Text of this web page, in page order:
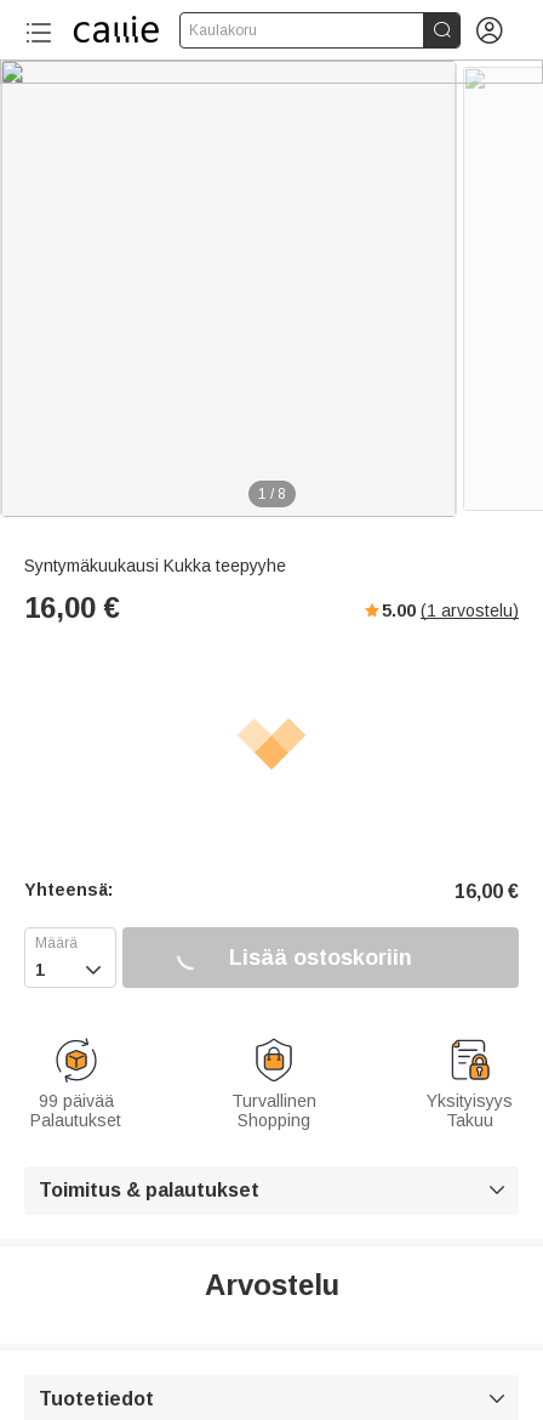
Kaulakoru  
1 / 8
Syntymäkuukausi Kukka teepyyhe
16,00 € 5.00 (1 arvostelu)
Yhteensä: 16,00 €
 Lisää ostoskoriin
99 päivää
Palautukset
Turvallinen
Shopping
Yksityisyys
Takuu
Toimitus & palautukset 
Arvostelu
Tuotetiedot 